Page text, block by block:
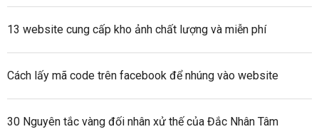
13 website cung cấp kho ảnh chất lượng và miễn phí
Cách lấy mã code trên facebook để nhúng vào website
30 Nguyên tắc vàng đối nhân xử thế của Đắc Nhân Tâm